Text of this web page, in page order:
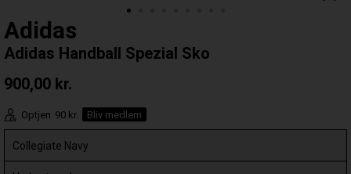
Adidas
Adidas Handball Spezial Sko
900,00 kr.
Optjen 90 kr. Bliv medlem